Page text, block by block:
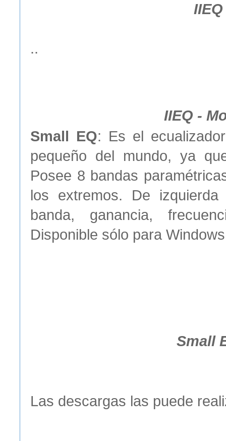
IIEQ
..
IIEQ -
Small EQ: Es el
pequeño del mundo, ya
Posee 8 bandas
los extremos. De
banda, ganancia,
Disponible sólo para
Small
Las descargas las puede